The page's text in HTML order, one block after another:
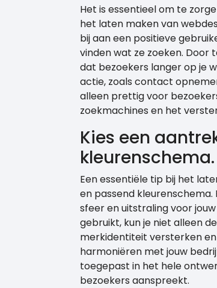
Het is essentieel om te
het laten maken van
bij aan een positieve
vinden wat ze zoeken. Door
dat bezoekers langer op je
actie, zoals contact
alleen prettig voor
zoekmachines en het
Kies een
kleurenschema.
Een essentiële tip bij het
en passend
sfeer en uitstraling voor
gebruikt, kun je niet alleen
merkidentiteit versterken
harmoniëren met jouw
toegepast in het hele
bezoekers aanspreekt.